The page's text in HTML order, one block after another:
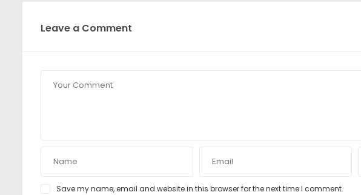
Leave a Comment
Save my name, email and website in this browser for the next time I comment.